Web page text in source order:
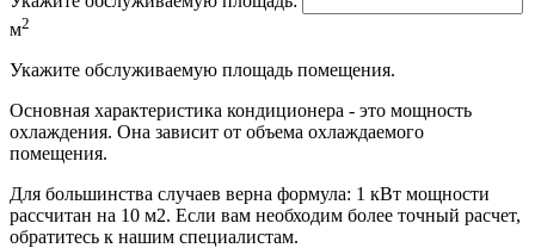
м2
Укажите обслуживаемую площадь помещения.
Основная характеристика кондиционера - это мощность
охлаждения. Она зависит от объема охлаждаемого
помещения.
Для большинства случаев верна формула: 1 кВт мощности
рассчитан на 10 м2. Если вам необходим более точный расчет,
обратитесь к нашим специалистам.